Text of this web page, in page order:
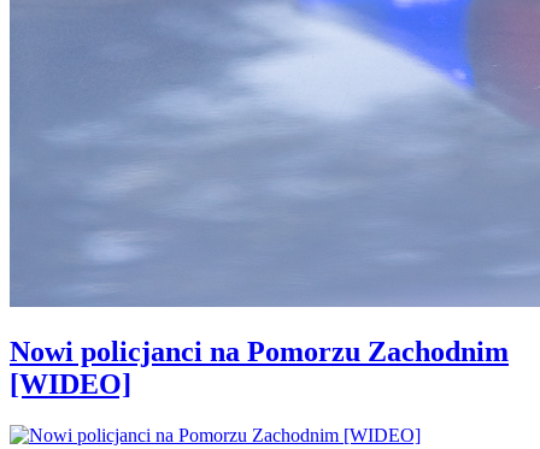
Nowi policjanci na Pomorzu Zachodnim
[WIDEO]